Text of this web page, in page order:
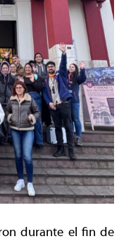
durante el fin de